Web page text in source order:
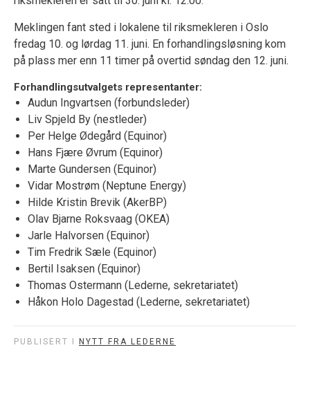
Meklingen fant sted i lokalene til riksmekleren i Oslo
fredag 10. og lørdag 11. juni. En forhandlingsløsning kom
på plass mer enn 11 timer på overtid søndag den 12. juni.
Forhandlingsutvalgets representanter:
Audun Ingvartsen (forbundsleder)
Liv Spjeld By (nestleder)
Per Helge Ødegård (Equinor)
Hans Fjære Øvrum (Equinor)
Marte Gundersen (Equinor)
Vidar Mostrøm (Neptune Energy)
Hilde Kristin Brevik (AkerBP)
Olav Bjarne Roksvaag (OKEA)
Jarle Halvorsen (Equinor)
Tim Fredrik Sæle (Equinor)
Bertil Isaksen (Equinor)
Thomas Ostermann (Lederne, sekretariatet)
Håkon Holo Dagestad (Lederne, sekretariatet)
PUBLISERT I NYTT FRA LEDERNE